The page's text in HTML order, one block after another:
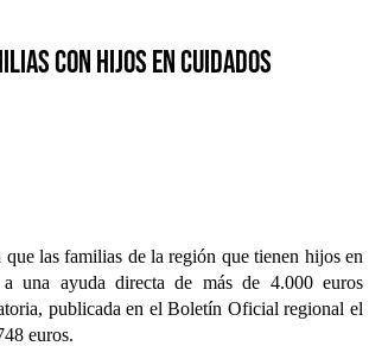
con hijos en cuidados
las familias de la región que tienen hijos en
a una ayuda directa de más de 4.000 euros
publicada en el Boletín Oficial regional el
euros.